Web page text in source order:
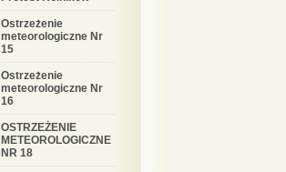
Ostrzeżenie
meteorologiczne Nr
15
Ostrzeżenie
meteorologiczne Nr
16
OSTRZEŻENIE
METEOROLOGICZNE
NR 18